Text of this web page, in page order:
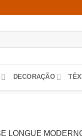
DECORAÇÃO